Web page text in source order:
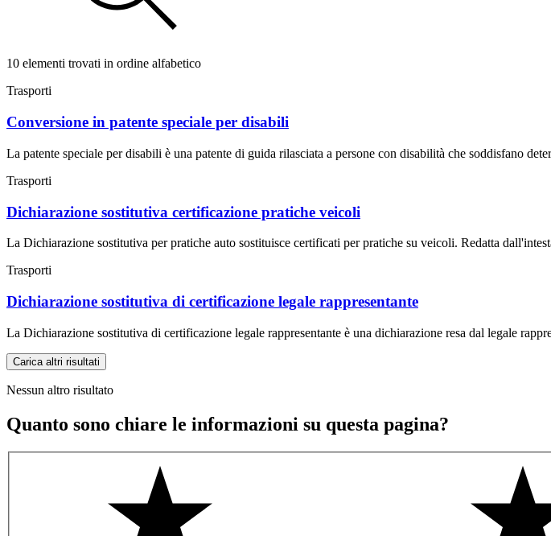
10 elementi trovati in ordine alfabetico
Trasporti
Conversione in patente speciale per disabili
La patente speciale per disabili è una patente di guida rilasciata a persone con disabilità che soddisfano
Trasporti
Dichiarazione sostitutiva certificazione pratiche veicoli
La Dichiarazione sostitutiva per pratiche auto sostituisce certificati per pratiche su veicoli. Redatta
Trasporti
Dichiarazione sostitutiva di certificazione legale rappresentante
La Dichiarazione sostitutiva di certificazione legale rappresentante è una dichiarazione resa dal legale
Carica altri risultati
Nessun altro risultato
Quanto sono chiare le informazioni su questa pagina?